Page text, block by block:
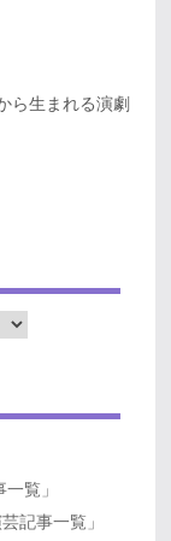
ら生まれる演劇
覧」
記事一覧」